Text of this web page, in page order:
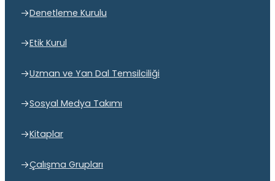
Denetleme Kurulu
Etik Kurul
Uzman ve Yan Dal Temsilciliği
Sosyal Medya Takımı
Kitaplar
Çalışma Grupları